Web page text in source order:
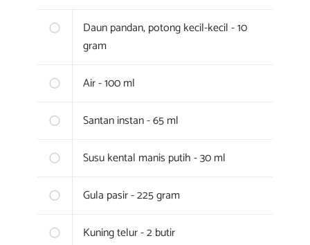
Daun pandan, potong kecil-kecil - 10
gram
Air - 100 ml
Santan instan - 65 ml
Susu kental manis putih - 30 ml
Gula pasir - 225 gram
Kuning telur - 2 butir